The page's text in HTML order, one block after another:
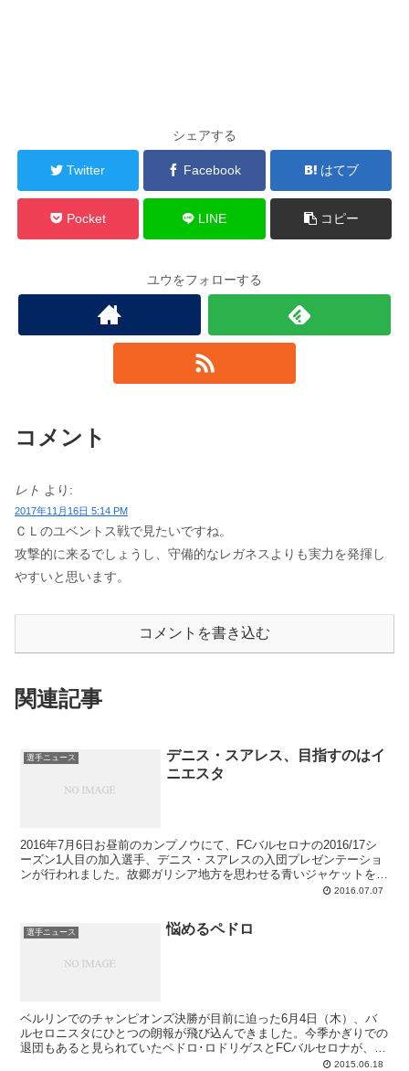
シェアする
Twitter Facebook はてブ
Pocket LINE コピー
ユウをフォローする
コメント
レト より:
2017年11月16日 5:14 PM
ＣＬのユベントス戦で見たいですね。
攻撃的に来るでしょうし、守備的なレガネスよりも実力を発揮し
やすいと思います。
コメントを書き込む
関連記事
選手ニュース
デニス・スアレス、目指すのはイ
ニエスタ
2016年7月6日お昼前のカンプノウにて、FCバルセロナの2016/17シ
ーズン1人目の加入選手、デニス・スアレスの入団プレゼンテーショ
ンが行われました。故郷ガリシア地方を思わせる青いジャケットを身
に付けたデニスくんはまず、会長室を訪れてクラブとの契約書にサイ
えてのリフティング披露と記念撮影、記者会見と、新入団選手の恒例
ですが、「もし可能なら6番」と希望をしっかりと言うあたり、芯の
2016.07.07
選手ニュース 悩めるペドロ
ベルリンでのチャンピオンズ決勝が目前に迫った6月4日（木）、バ
ルセロニスタにひとつの朗報が飛び込んできました。今季かぎりでの
退団もあると見られていたペドロ･ロドリゲスとFCバルセロナが、契
約を2019年6月末まで延長することで合意、という知らせです。南米
2015.06.18